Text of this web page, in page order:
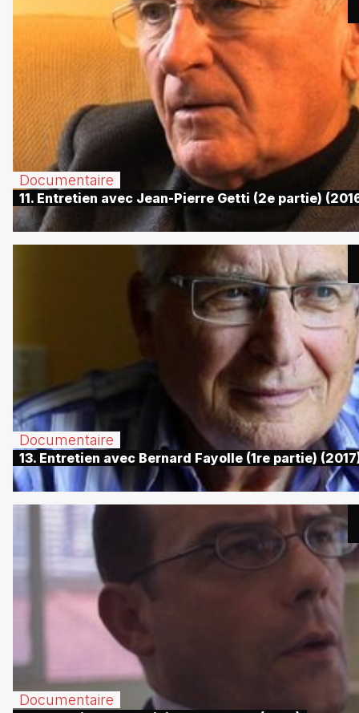
Documentaire
11. Entretien avec Jean-Pierre Getti (2e partie)
Documentaire
13. Entretien avec Bernard Fayolle (1re partie)
Documentaire